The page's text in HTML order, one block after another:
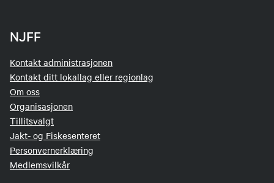
NJFF
Kontakt administrasjonen
Kontakt ditt lokallag eller regionlag
Om oss
Organisasjonen
Tillitsvalgt
Jakt- og Fiskesenteret
Personvernerklæring
Medlemsvilkår